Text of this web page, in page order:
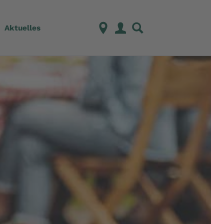
Aktuelles